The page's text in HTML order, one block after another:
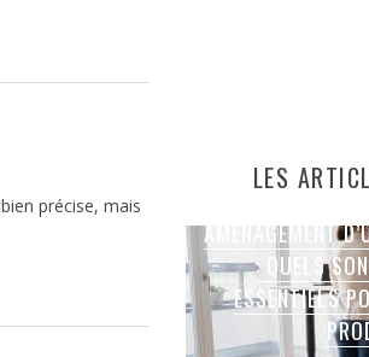
précise, mais
LES
AMÉNAGEMENT
: QUELS
ESSENTIELS